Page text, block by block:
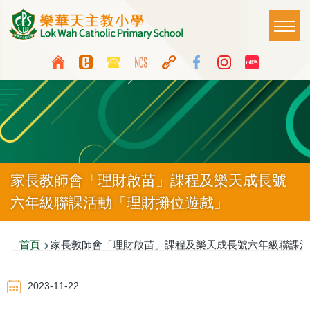
移至主內容
Top
Media
Icon
Button
Language
switcher
Main
家長教師會「理財啟苗」課程及樂天成長號
六年級聯課活動「理財攤位遊戲」
導
連
首頁 家長教師會「理財啟苗」課程及樂天成長號六年級聯課
2023-11-22